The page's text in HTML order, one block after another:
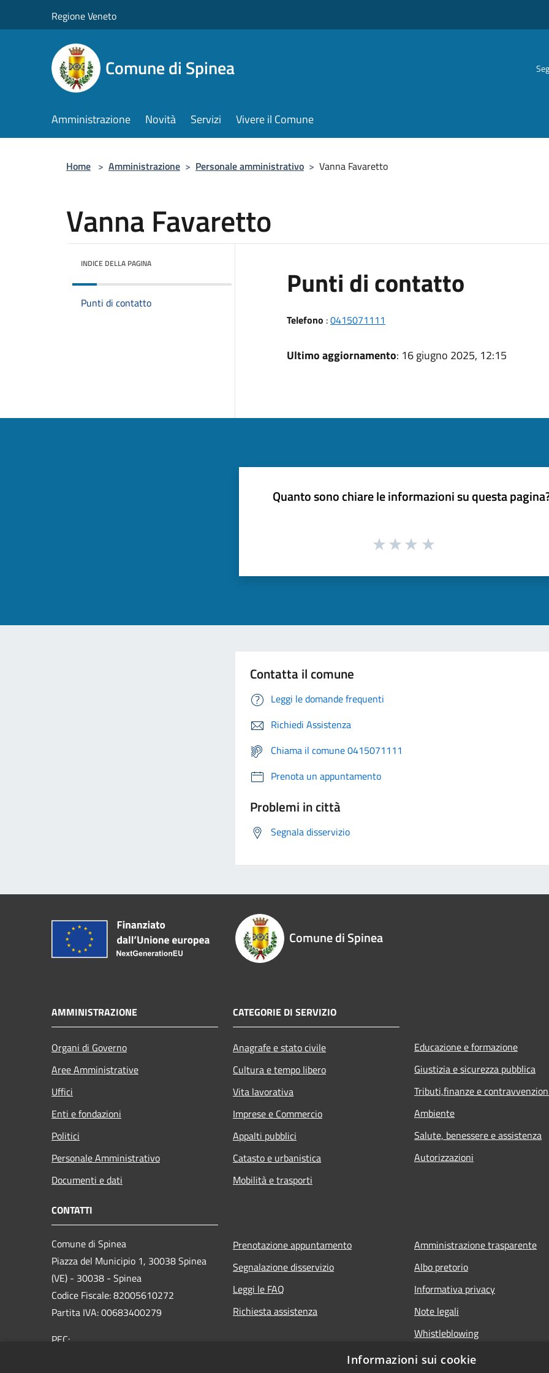
Regione Veneto
Comune di Spinea
Amministrazione Novità Servizi Vivere il Comune
Home > Amministrazione > Personale amministrativo > Vanna Favaretto
Vanna Favaretto
INDICE DELLA PAGINA
Punti di contatto
Punti di contatto
Telefono :0415071111
Ultimo aggiornamento: 16 giugno 2025, 12:15
Quanto sono chiare le informazioni su questa
Contatta il comune
Leggi le domande frequenti
Richiedi Assistenza
Chiama il comune 0415071111
Prenota un appuntamento
Problemi in città
Segnala disservizio
Comune di Spinea
AMMINISTRAZIONE
Organi di Governo
Aree Amministrative
Uffici
Enti e fondazioni
Politici
Personale Amministrativo
Documenti e dati
CATEGORIE DI SERVIZIO
Anagrafe e stato civile
Cultura e tempo libero
Vita lavorativa
Imprese e Commercio
Appalti pubblici
Catasto e urbanistica
Mobilità e trasporti
Educazione e formazione
Giustizia e sicurezza pubblica
Tributi,finanze e
Ambiente
Salute, benessere e assistenza
Autorizzazioni
CONTATTI
Comune di Spinea
Piazza del Municipio 1, 30038 Spinea
(VE) - 30038 - Spinea
Codice Fiscale: 82005610272
Partita IVA: 00683400279
PEC:
Prenotazione appuntamento
Segnalazione disservizio
Leggi le FAQ
Richiesta assistenza
Amministrazione trasparente
Albo pretorio
Informativa privacy
Note legali
Whistleblowing
Dichiarazione di accessibilità
Informazioni sui cookie